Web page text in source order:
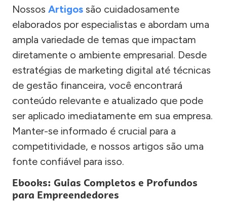
Nossos Artigos são cuidadosamente
elaborados por especialistas e abordam uma
ampla variedade de temas que impactam
diretamente o ambiente empresarial. Desde
estratégias de marketing digital até técnicas
de gestão financeira, você encontrará
conteúdo relevante e atualizado que pode
ser aplicado imediatamente em sua empresa.
Manter-se informado é crucial para a
competitividade, e nossos artigos são uma
fonte confiável para isso.
Ebooks: Guias Completos e Profundos
para Empreendedores